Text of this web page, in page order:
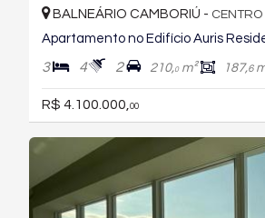
BALNEÁRIO CAMBORIÚ - CENTRO
Apartamento no Edifício Auris
3 4 2 210,0m² 187,6
R$ 4.100.000,00